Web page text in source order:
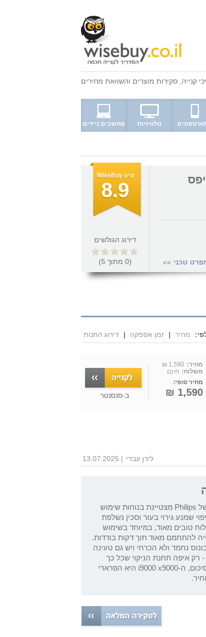
קנייה סקירות מוצרים והשוואת מחירים
טלוויזיות מחשבים ניידים
טכני >>
ציון WiseBuy
8.9
דירוג הגולשים
(
0 מתוך 5
)
מחיר | זמן אספקה | דירוג החנות
מחיר: 1,590 ₪
משלוח: חינם
מחיר סופי:
1,590 ₪ ב-סנסנטר
לירן עבדי | 13.07.2025
מכונת הגילוח היוקרתית של Philips מצטיינת בנוחות שימוש
שמנע גירוי בעור וסכין נשלפת
טובים מאוד, במיוחד בשימוש
להתחמם מאוד תוך דקות בודדות.
נחמד ולא הכרחי ויש גם טעינה
רק איפה תחנת הניקוי שכל כך
מתבקשת במחיר כזה? לסיכום, ה-i9000 x9000 היא הפרארי